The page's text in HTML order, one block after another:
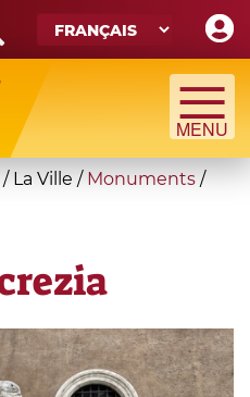
/ La Ville / Monuments /